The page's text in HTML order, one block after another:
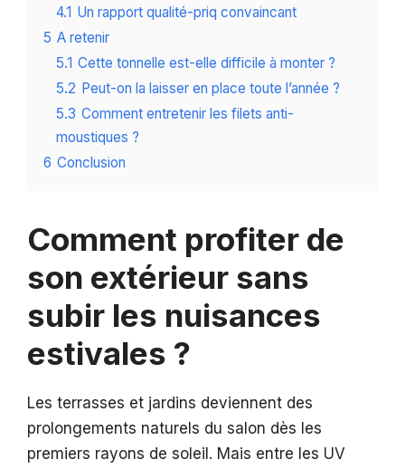
4.1 Un rapport qualité-priq convaincant
5 A retenir
5.1 Cette tonnelle est-elle difficile à monter ?
5.2 Peut-on la laisser en place toute l’année ?
5.3 Comment entretenir les filets anti-
moustiques ?
6 Conclusion
Comment profiter de
son extérieur sans
subir les nuisances
estivales ?
Les terrasses et jardins deviennent des
prolongements naturels du salon dès les
premiers rayons de soleil. Mais entre les UV